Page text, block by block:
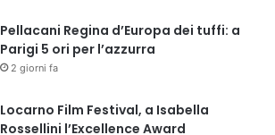
Pellacani Regina d’Europa dei tuffi: a
Parigi 5 ori per l’azzurra
2 giorni fa
Locarno Film Festival, a Isabella
Rossellini l’Excellence Award